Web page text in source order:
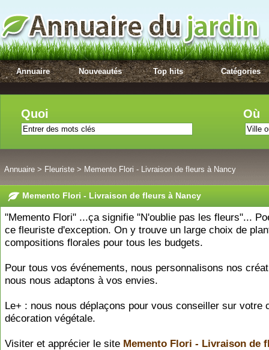
Annuaire Nouveautés Top hits Catégories
Quoi Où
Annuaire > Fleuriste > Memento Flori - Livraison de fleurs à Nancy
Memento Flori - Livraison de fleurs à Nancy
"Memento Flori" ...ça signifie "N'oublie pas les fleurs"...
ce fleuriste d'exception. On y trouve un large choix de
compositions florales pour tous les budgets.
Pour tous vos événements, nous personnalisons nos
nous nous adaptons à vos envies.
Le+ : nous nous déplaçons pour vous conseiller sur votre
décoration végétale.
Visiter et apprécier le site Memento Flori - Livraison de